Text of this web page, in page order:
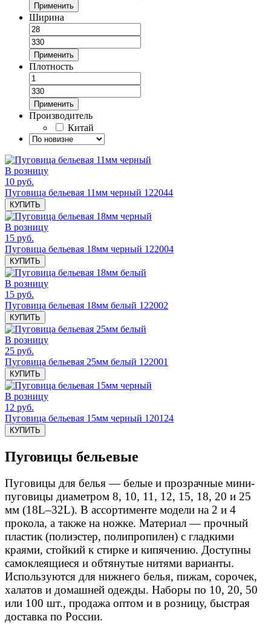
Применить
Ширина
Применить
Плотность
Применить
Производитель
Китай
В розницу
10 руб.
Пуговица бельевая 11мм черный 122044
КУПИТЬ
В розницу
15 руб.
Пуговица бельевая 18мм черный 122004
КУПИТЬ
В розницу
15 руб.
Пуговица бельевая 18мм белый 122002
КУПИТЬ
В розницу
25 руб.
Пуговица бельевая 25мм белый 122001
КУПИТЬ
В розницу
12 руб.
Пуговица бельевая 15мм черный 120124
КУПИТЬ
Пуговицы бельевые
Пуговицы для белья — белые и прозрачные мини-
пуговицы диаметром 8, 10, 11, 12, 15, 18, 20 и 25
мм (18L–32L). В ассортименте модели на 2 и 4
прокола, а также на ножке. Материал — прочный
пластик (полиэстер, полипропилен) с гладкими
краями, стойкий к стирке и кипячению. Доступны
самоклеящиеся и обтянутые нитями варианты.
Используются для нижнего белья, пижам, сорочек,
халатов и домашней одежды. Наборы по 10, 20, 50
или 100 шт., продажа оптом и в розницу, быстрая
доставка по России.